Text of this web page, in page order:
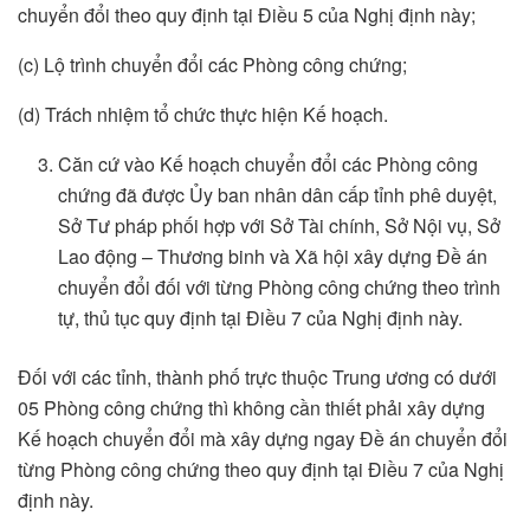
chuyển đổi theo quy định tại Điều 5 của Nghị định này;
(c) Lộ trình chuyển đổi các Phòng công chứng;
(d) Trách nhiệm tổ chức thực hiện Kế hoạch.
Căn cứ vào Kế hoạch chuyển đổi các Phòng công
chứng đã được Ủy ban nhân dân cấp tỉnh phê duyệt,
Sở Tư pháp phối hợp với Sở Tài chính, Sở Nội vụ, Sở
Lao động – Thương binh và Xã hội xây dựng Đề án
chuyển đổi đối với từng Phòng công chứng theo trình
tự, thủ tục quy định tại Điều 7 của Nghị định này.
Đối với các tỉnh, thành phố trực thuộc Trung ương có dưới
05 Phòng công chứng thì không cần thiết phải xây dựng
Kế hoạch chuyển đổi mà xây dựng ngay Đề án chuyển đổi
từng Phòng công chứng theo quy định tại Điều 7 của Nghị
định này.